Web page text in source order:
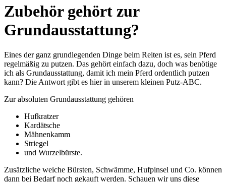
Zubehör gehört zur
Grundausstattung?
Eines der ganz grundlegenden Dinge beim Reiten ist es, sein Pferd
regelmäßig zu putzen. Das gehört einfach dazu, doch was benötige
ich als Grundausstattung, damit ich mein Pferd ordentlich putzen
kann? Die Antwort gibt es hier in unserem kleinen Putz-ABC.
Zur absoluten Grundausstattung gehören
Hufkratzer
Kardätsche
Mähnenkamm
Striegel
und Wurzelbürste.
Zusätzliche weiche Bürsten, Schwämme, Hufpinsel und Co. können
dann bei Bedarf noch gekauft werden. Schauen wir uns diese